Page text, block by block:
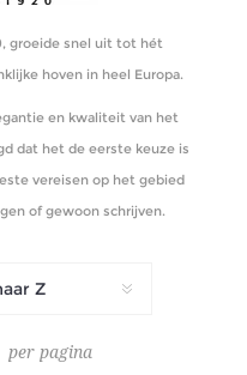
groeide snel uit tot hét
hoven in heel Europa.
en kwaliteit van het
dat het de eerste keuze is
vereisen op het gebied
of gewoon schrijven.
per pagina